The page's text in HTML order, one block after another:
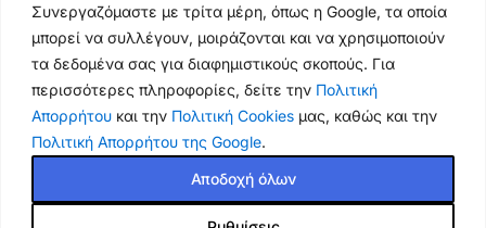
Συνεργαζόμαστε με τρίτα μέρη, όπως η Google, τα οποία
μπορεί να συλλέγουν, μοιράζονται και να χρησιμοποιούν
τα δεδομένα σας για διαφημιστικούς σκοπούς. Για
περισσότερες πληροφορίες, δείτε την Πολιτική
Απορρήτου και την Πολιτική Cookies μας, καθώς και την
Πολιτική Απορρήτου της Google.
Αποδοχή όλων
Δευ - Σάβ: 10:00 - 21:00
ΔΩΡΕΑΝ ΑΠΟΣΤΟΛΗ
για παραγγελίες άνω των 35€
Copyright 2025 Powered by ThikiShop.